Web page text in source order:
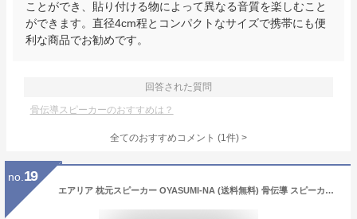
ことができ、貼り付ける物によって異なる音質を楽しむこと
ができます。直径4cm程とコンパクトなサイズで携帯にも便
利な商品でお勧めです。
回答された質問
骨伝導スピーカーのおすすめは？
全てのおすすめコメント (1件) >
no. 19
エアリア 枕元スピーカー OYASUMI-NA (送料無料) 骨伝導 スピーカースマホ ワイヤレス 電磁波 安眠 快眠 睡眠導入 リラックス ホワイトノイズ 軽量 薄型 小型 2Way プレゼント ギフト グッズ おすすめ 人気